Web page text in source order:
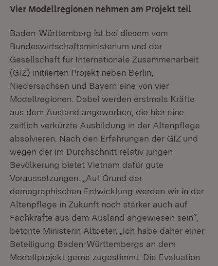
Vier Modellregionen nehmen am Projekt teil
Baden-Württemberg ist bei diesem vom
Bundeswirtschaftsministerium und der
Gesellschaft für Internationale Zusammenarbeit
(GIZ) initiierten Projekt neben Berlin,
Niedersachsen und Bayern eine von vier
Modellregionen. Dabei werden erstmals Kräfte
aus dem Ausland angeworben, die hier eine
zeitlich verkürzte Ausbildung in der Altenpflege
absolvieren. Nach den Erfahrungen der GIZ und
wegen der im Durchschnitt relativ jungen
Bevölkerung bietet Vietnam dafür gute
Voraussetzungen. „Auf Grund der
demographischen Entwicklung werden wir in der
Altenpflege in Zukunft noch stärker auch auf
Fachkräfte aus dem Ausland angewiesen sein“,
betonte Ministerin Altpeter. „Ich habe daher einer
Beteiligung Baden-Württembergs an dem
Modellprojekt gerne zugestimmt. Die Evaluation